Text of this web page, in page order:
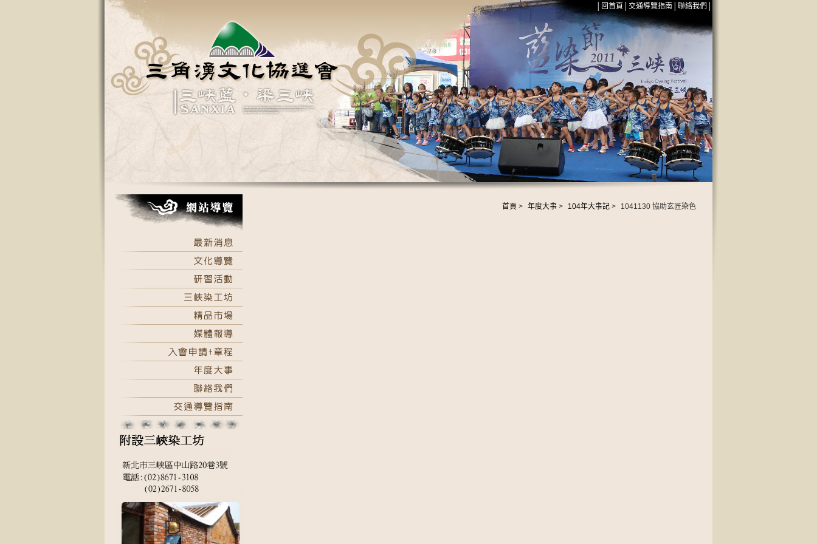
回首頁 交通導覽指南 聯絡我們
首頁 > 年度大事 > 104年大事記 > 1041130 協助玄匠染色